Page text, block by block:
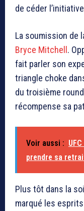
de céder
La soumission de
Bryce Mitchell.
fait parler son
triangle choke
du troisième
récompense sa
Voir aussi :
prendre sa
Plus tôt dans la
marqué les